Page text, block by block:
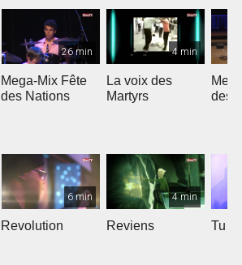
26 min
Mega-Mix Fête
des Nations
4 min
La voix des
Martyrs
des
6 min
Revolution
4 min
Reviens Tu